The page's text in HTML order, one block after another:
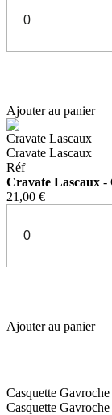
Ajouter au panier
Cravate Lascaux
Cravate Lascaux
Réf
Cravate Lascaux -
21,00 €
Ajouter au panier
Casquette
Casquette